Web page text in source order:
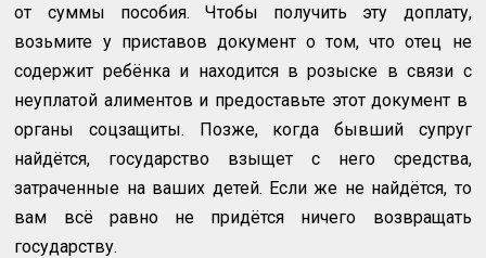
от суммы пособия. Чтобы получить эту доплату,
возьмите у приставов документ о том, что отец не
содержит ребёнка и находится в розыске в связи с
неуплатой алиментов и предоставьте этот документ в
органы соцзащиты. Позже, когда бывший супруг
найдётся, государство взыщет с него средства,
затраченные на ваших детей. Если же не найдётся, то
вам всё равно не придётся ничего возвращать
государству.